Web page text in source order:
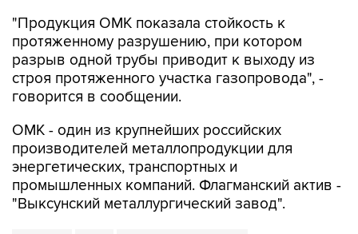
"Продукция ОМК показала стойкость к
протяженному разрушению, при котором
разрыв одной трубы приводит к выходу из
строя протяженного участка газопровода", -
говорится в сообщении.
ОМК - один из крупнейших российских
производителей металлопродукции для
энергетических, транспортных и
промышленных компаний. Флагманский актив -
"Выксунский металлургический завод".